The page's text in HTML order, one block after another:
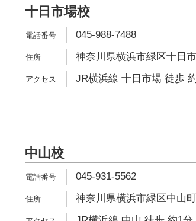
十日市場校
045-988-7488
神奈川県横浜市緑区十日
JR横浜線 十日市場 徒歩
中山校
045-931-5562
神奈川県横浜市緑区中山